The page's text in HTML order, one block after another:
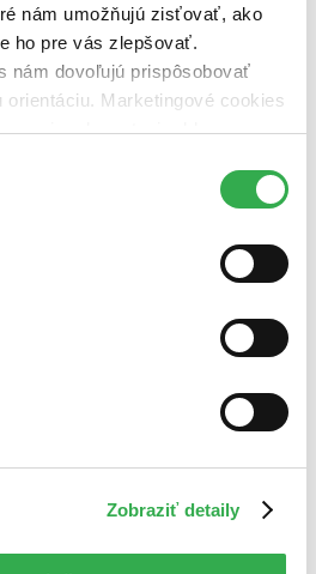
nám umožňujú zisťovať, ako
ho pre vás zlepšovať.
nám dovoľujú prispôsobovať
orientáciu. Marketingové cookies
relevantnej reklamy.
mohli používať všetky tieto
Zobraziť detaily
(0 titulov)čítaná - výborný stav
(0 titulov)
čítaná - mierne
kníh (0 titulov)čítané verzie